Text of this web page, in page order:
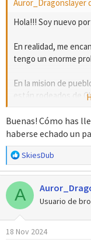
:
Auror_Dragonslayer
Hola!!! Soy nuevo
En realidad, me
tengo un enorme
En la mision de
están rodeados de
Ghost. Que puedo
Buenas! Cómo has
haberse echado un
R
e
a
c
c
i
o
n
SkiesDub
A Usuario de
18 Nov 2024